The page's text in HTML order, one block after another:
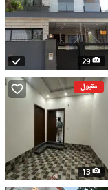
29
مقبول
13